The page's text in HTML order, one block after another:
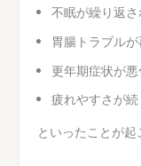
不眠が繰り返さ
胃腸トラブル
更年期症状が悪
疲れやすさが続
といったことが起